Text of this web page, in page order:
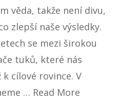
věda, takže není divu,
zlepší naše výsledky.
se mezi širokou
tuků, které nás
cílové rovince. V
… Read More